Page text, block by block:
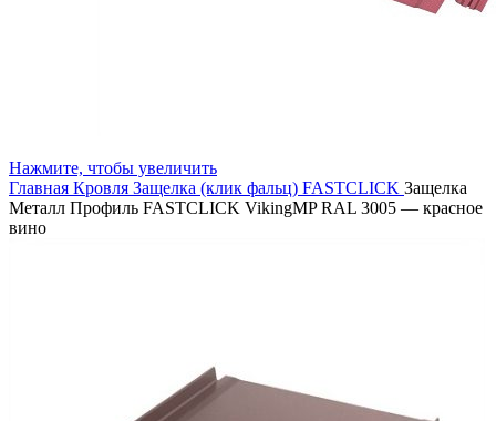
Нажмите, чтобы увеличить
Главная Кровля Защелка (клик фальц) FASTCLICK Защелка
Металл Профиль FASTCLICK VikingMP RAL 3005 — красное
вино